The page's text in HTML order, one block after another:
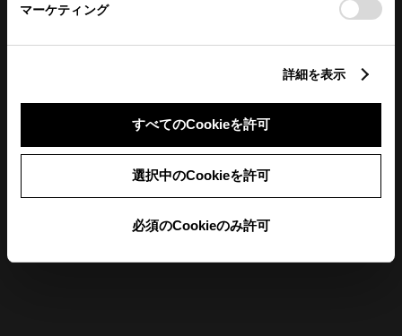
マーケティング
詳細を表示
すべてのCookieを許可
選択中のCookieを許可
必須のCookieのみ許可
前月 翌月